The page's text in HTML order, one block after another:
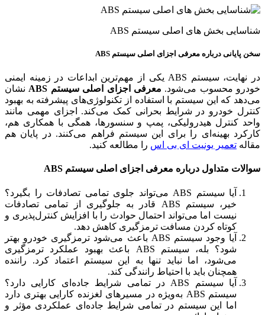
شناسایی بخش های اصلی‌ سیستم‌ ABS
سخن پایانی درباره معرفی اجزای اصلی سیستم ABS
در نهایت، سیستم ABS یکی از مهم‌ترین ابداعات در زمینه ایمنی
خودرو محسوب می‌شود. معرفی اجزای اصلی سیستم ABS
نشان
می‌دهد که این سیستم با استفاده از تکنولوژی‌های پیشرفته به بهبود
کنترل خودرو در شرایط بحرانی کمک می‌کند. اجزای مهمی مانند
واحد کنترل هیدرولیکی، پمپ و سنسورها، همگی با همکاری هم،
کارکرد بهینه‌ای را برای این سیستم فراهم می‌کنند. در پایان هم
مقاله تعمیر یونیت ای بی اس را مطالعه کنید.
سوالات متداول درباره معرفی اجزای اصلی سیستم ABS
آیا سیستم ABS می‌تواند جلوی تمامی تصادفات را بگیرد؟
خیر، سیستم ABS قادر به جلوگیری از تمامی تصادفات
نیست اما می‌تواند احتمال حوادث را با افزایش کنترل‌پذیری و
کوتاه کردن مسافت ترمزگیری کاهش دهد.
آیا وجود سیستم ABS باعث می‌شود ترمزگیری خودرو بهتر
شود؟ بله، سیستم ABS باعث بهبود عملکرد ترمزگیری
می‌شود، اما نباید تنها به این سیستم اعتماد کرد. راننده
همچنان باید با احتیاط رانندگی کند.
آیا سیستم ABS در تمامی شرایط جاده‌ای کارایی دارد؟
سیستم ABS به‌ویژه در مسیرهای لغزنده کارایی بهتری دارد
اما این سیستم در تمامی شرایط جاده‌ای عملکردی مؤثر و